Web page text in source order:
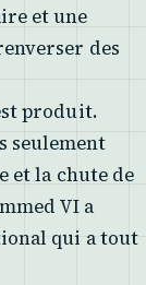
et une
des
produit.
seulement
et la chute de
VI a
qui a tout